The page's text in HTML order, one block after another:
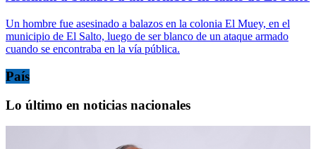
Un hombre fue asesinado a balazos en la colonia El Muey, en el
municipio de El Salto, luego de ser blanco de un ataque armado
cuando se encontraba en la vía pública.
País
Lo último en noticias nacionales